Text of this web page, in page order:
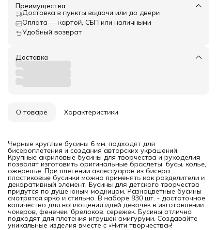
Преимущества
Доставка в пункты выдачи или до двери
Оплата — картой, СБП или наличными
Удобный возврат
Доставка
О товаре Характеристики
Черные круглые бусины 6 мм. подходят для
бисероплетения и создания авторских украшений.
Крупные акриловые бусины для творчества и рукоделия
позволят изготовить оригинальные браслеты, бусы, колье,
ожерелье. При плетении аксессуаров из бисера
пластиковые бусинки можно применять как разделители и
декоративный элемент. Бусины для детского творчества
придутся по душе юным модницам. Разноцветные бусины
смотрятся ярко и стильно. В наборе 930 шт. - достаточное
количество для воплощения идей девочек в изготовлении
чокеров, фенечек, брелоков, сережек. Бусины отлично
подходят для плетения игрушек амигуруми. Создавайте
уникальные изделия вместе с «Нити творчества»!